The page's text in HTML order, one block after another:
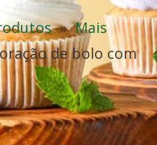
» Mais
de bolo com